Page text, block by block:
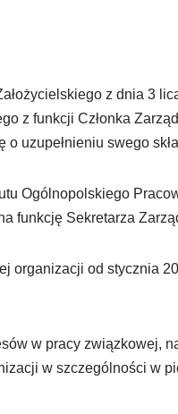
z dnia 3
z funkcji Członka
uzupełnieniu swego
Ogólnopolskiego
funkcję Sekretarza
organizacji od stycznia
w pracy związkowej,
w szczególności w